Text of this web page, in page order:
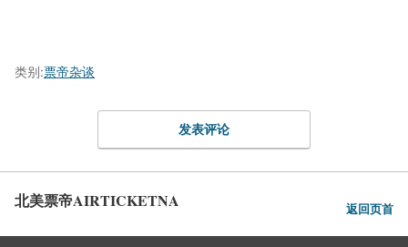
类别:票帝杂谈
发表评论
北美票帝AIRTICKETNA 返回页首